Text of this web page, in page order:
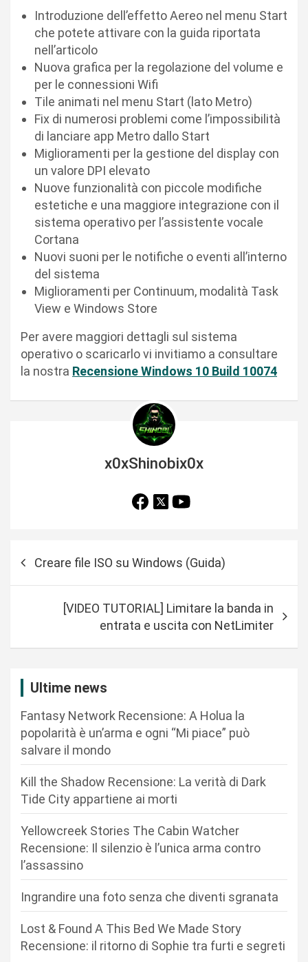
Introduzione dell’effetto Aereo nel menu Start
che potete attivare con la guida riportata
nell’articolo
Nuova grafica per la regolazione del volume e
per le connessioni Wifi
Tile animati nel menu Start (lato Metro)
Fix di numerosi problemi come l’impossibilità
di lanciare app Metro dallo Start
Miglioramenti per la gestione del display con
un valore DPI elevato
Nuove funzionalità con piccole modifiche
estetiche e una maggiore integrazione con il
sistema operativo per l’assistente vocale
Cortana
Nuovi suoni per le notifiche o eventi all’interno
del sistema
Miglioramenti per Continuum, modalità Task
View e Windows Store
Per avere maggiori dettagli sul sistema
operativo o scaricarlo vi invitiamo a consultare
la nostra Recensione Windows 10 Build 10074
x0xShinobix0x
Creare file ISO su Windows (Guida)
[VIDEO TUTORIAL] Limitare la banda in
entrata e uscita con NetLimiter
Ultime news
Fantasy Network Recensione: A Holua la
popolarità è un’arma e ogni “Mi piace” può
salvare il mondo
Kill the Shadow Recensione: La verità di Dark
Tide City appartiene ai morti
Yellowcreek Stories The Cabin Watcher
Recensione: Il silenzio è l’unica arma contro
l’assassino
Ingrandire una foto senza che diventi sgranata
Lost & Found A This Bed We Made Story
Recensione: il ritorno di Sophie tra furti e segreti